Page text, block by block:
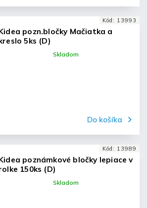
pozn.bločky Mačiatka a
5ks (D)
Skladom
Do košíka
Kód: 13993
poznámkové bločky lepiace v
150ks (D)
Skladom
Kód: 13989